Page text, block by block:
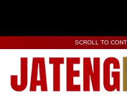
SCROLL TO